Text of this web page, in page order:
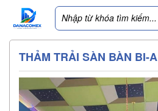
THẢM TRẢI SÀN BÀN BI-A